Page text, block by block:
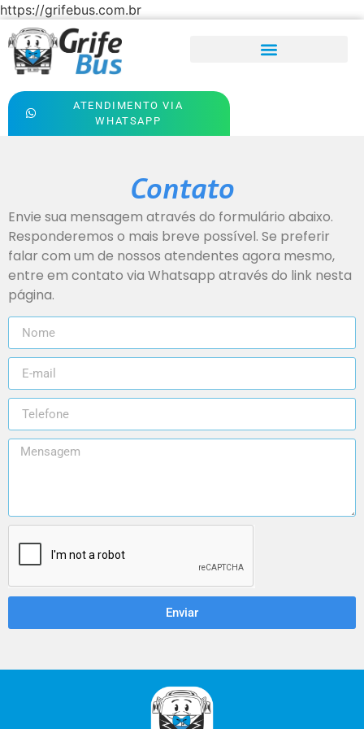
https://grifebus.com.br
ATENDIMENTO VIA
WHATSAPP
Contato
Envie sua mensagem através do formulário abaixo.
Responderemos o mais breve possível. Se preferir
falar com um de nossos atendentes agora mesmo,
entre em contato via Whatsapp através do link nesta
página.
Enviar